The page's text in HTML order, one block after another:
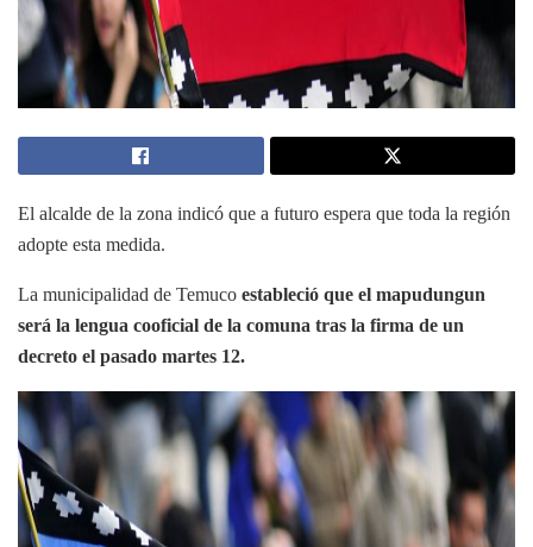
El alcalde de la zona indicó que a futuro espera que toda la región
adopte esta medida.
La municipalidad de Temuco estableció que el mapudungun
será la lengua cooficial de la comuna tras la firma de un
decreto el pasado martes 12.